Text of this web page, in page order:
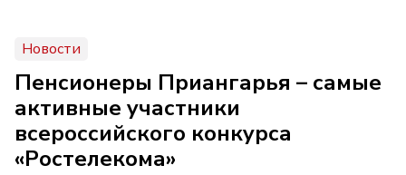
Новости
Пенсионеры Приангарья – самые
активные участники
всероссийского конкурса
«Ростелекома»